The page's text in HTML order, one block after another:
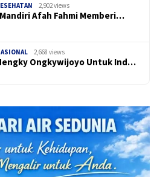
2,902 views
Afah Fahmi Memberi…
2,668 views
Ongkywijoyo Untuk Ind…